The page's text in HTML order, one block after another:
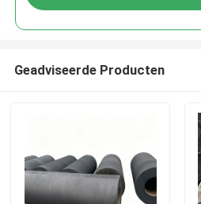
Geadviseerde Producten